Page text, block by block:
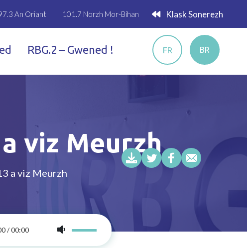
An Oriant 101.7 Norzh Mor-Bihan Klask Sonerezh
RBG.2 – Gwened ! FR BR
viz Meurzh
a viz Meurzh
/00:00